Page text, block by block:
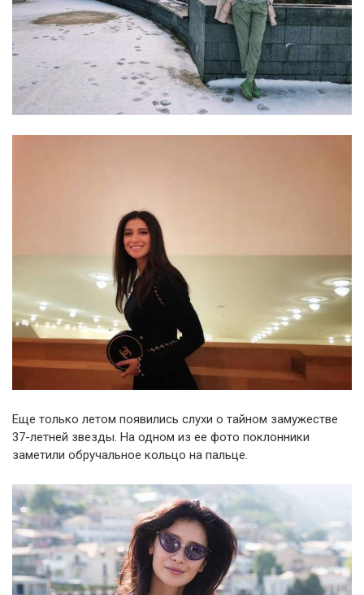
Еще только летом появились слухи о тайном замужестве
37-летней звезды. На одном из ее фото поклонники
заметили обручальное кольцо на пальце.